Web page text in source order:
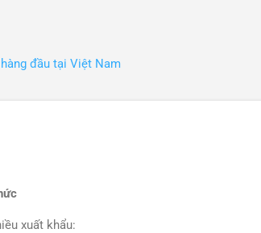
đầu tại Việt Nam
xuất khẩu: